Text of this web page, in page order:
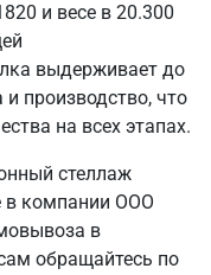
и весе в 20.300
выдерживает до
производство, что
на всех этапах.
стеллаж
в компании ООО
в
обращайтесь по